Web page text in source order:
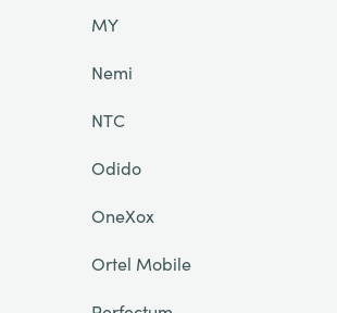
MY
Nemi
NTC
Odido
OneXox
Ortel Mobile